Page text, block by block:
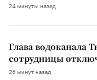
24 минуты назад
Глава водоканала
сотрудницы
26 минут назад